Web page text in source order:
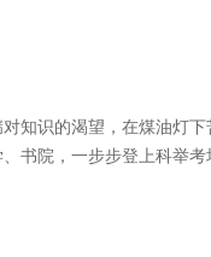
知识的渴望，在煤油灯
书院，一步步登上科举
国家的积贫积弱让张謇毅